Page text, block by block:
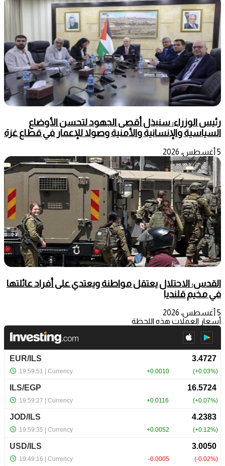
رئيس الوزراء: سنبذل أقصى الجهود لتحسن الأوضاع
السياسية والإنسانية والأمنية وصولا للإعمار في قطاع غزة
5 أغسطس، 2026
القدس: الاحتلال يعتقل مواطنة ويعتدي على أفراد عائلتها
في مخيم قلنديا
5 أغسطس، 2026
أسعار العملات هذه اللحظة